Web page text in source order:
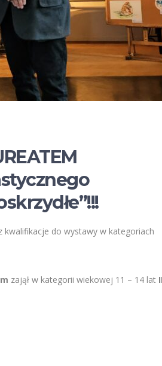
kwalifikacje do wystawy w kategoriach
zajął w kategorii wiekowej 11 – 14 lat II